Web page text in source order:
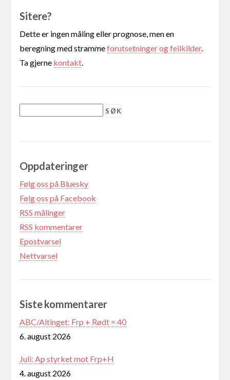
Sitere?
Dette er ingen måling eller prognose, men en
beregning med strammeforutsetninger og feilkilder.
Ta gjerne kontakt.
Oppdateringer
Følg oss på Bluesky
Følg oss på Facebook
RSS målinger
RSS kommentarer
Epostvarsel
Nettvarsel
Siste kommentarer
ABC/Altinget: Frp + Rødt = 40
6. august 2026
Juli: Ap styrket mot Frp+H
4. august 2026